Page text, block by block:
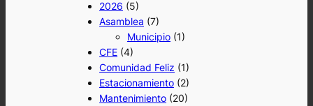
2026 (5)
Asamblea (7)
Municipio (1)
CFE (4)
Comunidad Feliz (1)
Estacionamiento (2)
Mantenimiento (20)